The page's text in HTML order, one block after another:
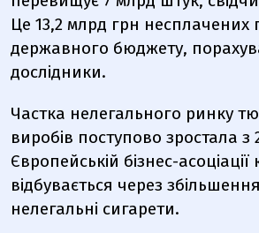
Це 13,2 млрд грн несплачених
державного бюджету,
дослідники.
Частка нелегального ринку
виробів поступово зростала з
Європейській бізнес-
відбувається через
нелегальні сигарети.